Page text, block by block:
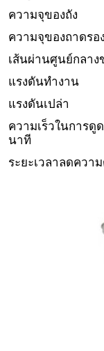
ความจุข
ความจุของถ
เส้นผ่านศูนย์
แรงดันท
แรงดันเ
ความเร็วในการดู
นาที
ระยะเวลาลด